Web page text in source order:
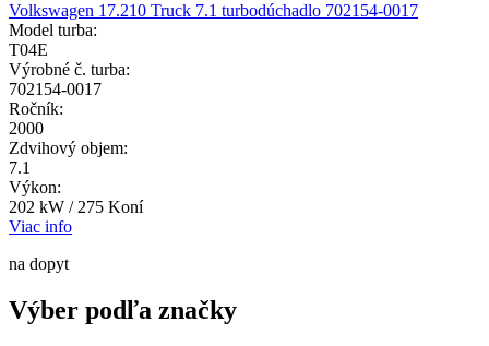
Volkswagen 17.210 Truck 7.1 turbodúchadlo 702154-0017
Model turba:
T04E
Výrobné č. turba:
702154-0017
Ročník:
2000
Zdvihový objem:
7.1
Výkon:
202 kW / 275 Koní
Viac info
na dopyt
Výber podľa značky